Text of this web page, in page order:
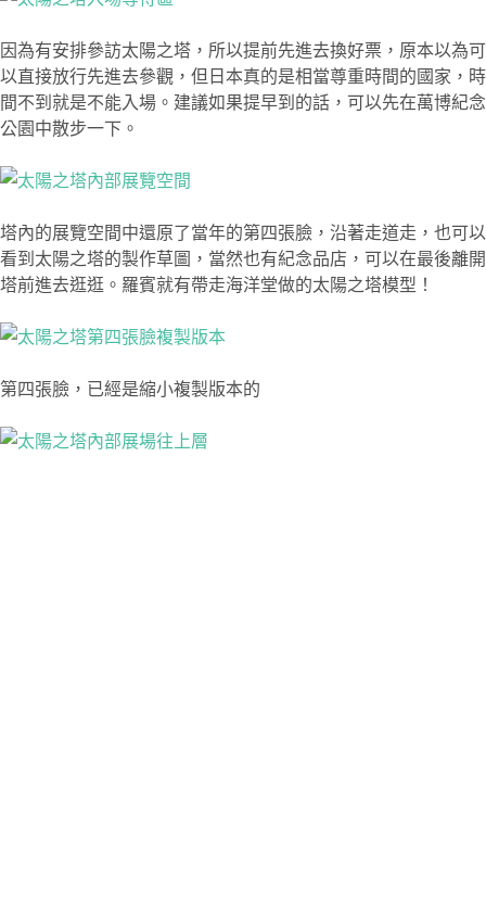
因為有安排參訪太陽之塔，所以提前先進去換好票，原本以為可
以直接放行先進去參觀，但日本真的是相當尊重時間的國家，時
間不到就是不能入場。建議如果提早到的話，可以先在萬博紀念
公園中散步一下。
塔內的展覽空間中還原了當年的第四張臉，沿著走道走，也可以
看到太陽之塔的製作草圖，當然也有紀念品店，可以在最後離開
塔前進去逛逛。羅賓就有帶走海洋堂做的太陽之塔模型！
第四張臉，已經是縮小複製版本的